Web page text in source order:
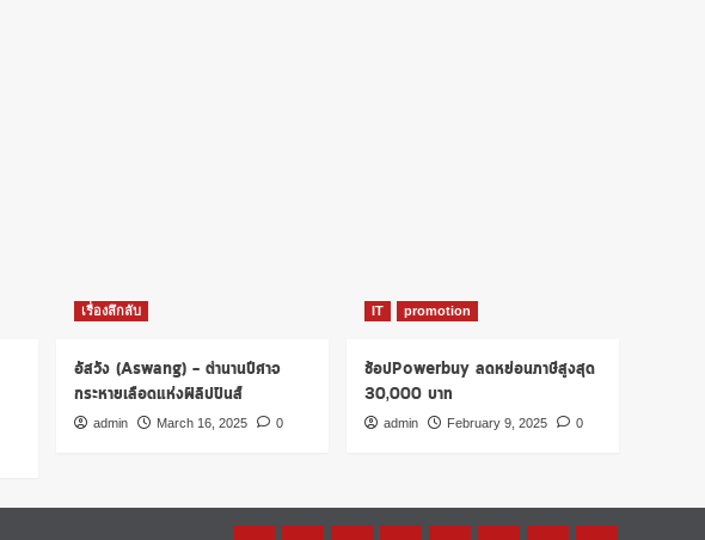
เรื่องลึกลับ
อัสวัง (Aswang) – ตำนานปีศาจ
กระหายเลือดแห่งฟิลิปปินส์
admin March 16, 2025 0
IT promotion
ช้อปPowerbuy ลดหย่อนภาษีสูงสุด
30,000 บาท
admin February 9, 2025 0